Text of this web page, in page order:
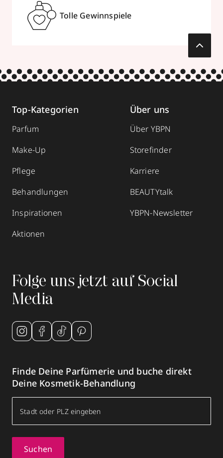
Tolle Gewinnspiele
Top-Kategorien
Parfum
Make-Up
Pflege
Behandlungen
Inspirationen
Aktionen
Über uns
Über YBPN
Storefinder
Karriere
BEAUTYtalk
YBPN-Newsletter
Folge uns jetzt auf Social
Media
Finde Deine Parfümerie und buche direkt
Deine Kosmetik-Behandlung
Suchen